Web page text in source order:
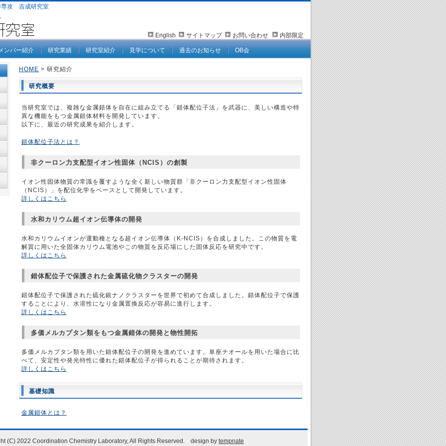
専攻 吉成研究室
English サイトマップ お問い合わせ 内部限定
ンバー紹介 研究業績 研究室紹介 見学について 過去のお知らせ OB会
HOME > 研究紹介
研究概要
当研究室では、複雑な金属錯体を自在に組み立てる「錯体配位子法」を武器に、美しい構造や特
異な機能をもつ金属錯体材料を開発しています。
以下に、最近の研究成果を紹介します。
錯体配位子法とは？
非クーロン力支配型イオン性固体（NCIS）の創製
イオン性固体物質の常識を覆すような全く新しい物質群「非クーロン力支配型イオン性固体
（NCIS）」を配位化学をベースとして開発しています。
詳しくはこちら
水和カリウム超イオン伝導体の開発
水和カリウムイオンが運動種となる超イオン伝導体（K-NCIS）を合成しました。この物質を電
解質に用いた全固体カリウム電池やこの物質を反応場にした固体反応を研究中です。
詳しくはこちら
錯体配位子で保護された金属硫化物クラスターの開発
錯体配位子で保護された硫化銀ナノクラスターを世界で初めて合成しました。錯体配位子で保護
することにより、水溶性になり金属置換反応が容易に進行します。
詳しくはこちら
多価メルカプタン類をもつ金属錯体の開発と物性開拓
多価メルカプタン類を用いた錯体配位子の開発を進めています。単座チオールを用いた場合に比
べて、安定性や発光特性に優れた錯体配位子が得られることが期待されます。
詳しくはこちら
基礎知識
金属錯体とは？
(C) 2022 Coordination Chemistry Laboratory, All Rights Reserved. design by tempnate